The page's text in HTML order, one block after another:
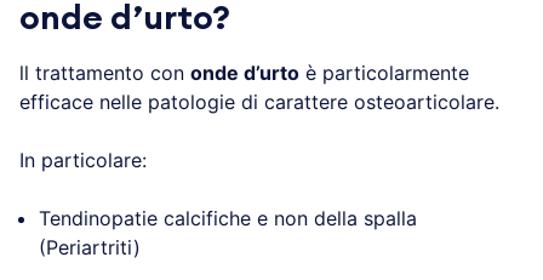
onde d’urto?
ll trattamento con onde d’urto è particolarmente
efficace nelle patologie di carattere osteoarticolare.
In particolare:
Tendinopatie calcifiche e non della spalla
(Periartriti)